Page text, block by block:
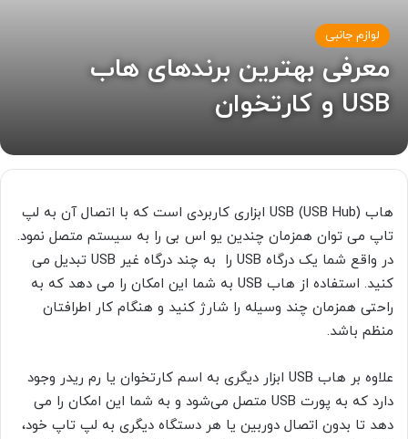
لوازم جانبی
معرفی بهترین برندهای هاب
USB و کارتخوان
هاب USB (USB Hub) ابزاری کاربردی است که با اتصال آن به لپ
تاپ می توان همزمان چندین یو اس بی را به سیستم متصل نمود.
در واقع شما یک درگاه USB را به چند درگاه غیر USB تبدیل می
کنید. استفاده از هاب USB به شما این امکان را می دهد که به
راحتی همزمان چند وسیله را شارژ کنید و هنگام کار اطرافتان
منظم باشد.
علاوه بر هاب USB ابزار دیگری به اسم کارتخوان یا رم ریدر وجود
دارد که به پورت USB متصل می‌شود و به شما این امکان را می
دهد تا بدون اتصال دوربین یا هر دستگاه دیگری به لپ تاپ خود،